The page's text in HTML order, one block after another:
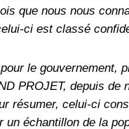
que nous nous
ci est classé
le gouvernement,
PROJET, depuis de
résumer, celui-ci
un échantillon de la